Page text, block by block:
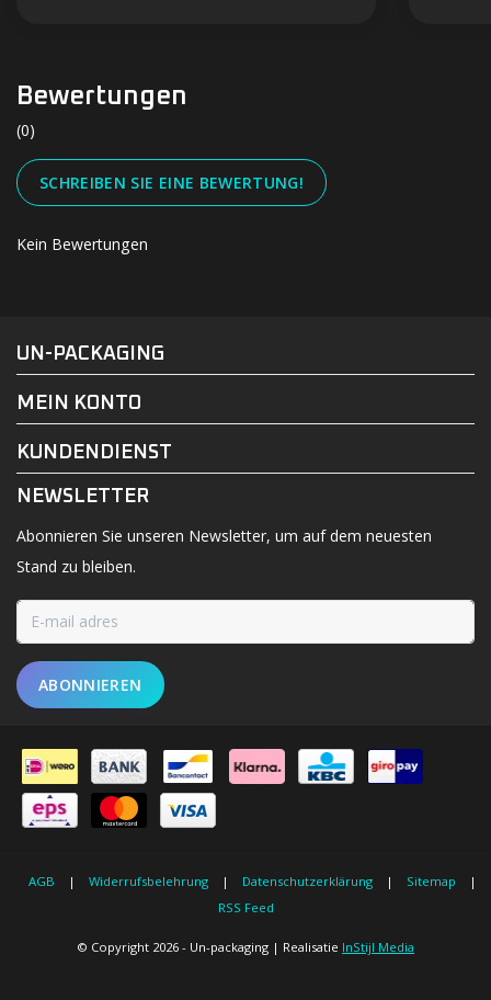
Bewertungen
(0)
SCHREIBEN SIE EINE BEWERTUNG!
Kein Bewertungen
FACEBOOK
UN-PACKAGING
MEIN KONTO
KUNDENDIENST
NEWSLETTER
Abonnieren Sie unseren Newsletter, um auf dem neuesten
Stand zu bleiben.
ABONNIEREN
AGB | Widerrufsbelehrung | Datenschutzerklärung | Sitemap
|
RSS Feed
© Copyright 2026 - Un-packaging | Realisatie InStijl Media